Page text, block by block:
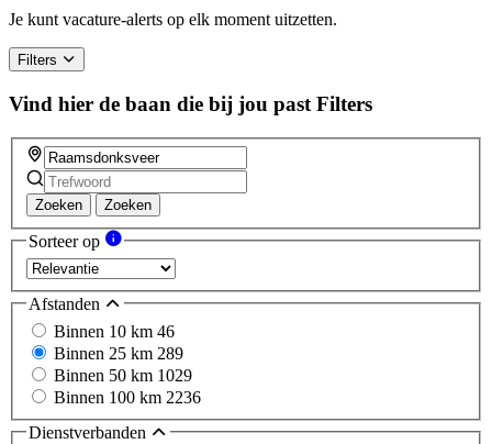
Je kunt vacature-alerts op elk moment uitzetten.
Filters
Vind hier de baan die bij jou past Filters
Zoeken Zoeken
Sorteer op
Afstanden
Binnen 10 km 46
Binnen 25 km 289
Binnen 50 km 1029
Binnen 100 km 2236
Dienstverbanden